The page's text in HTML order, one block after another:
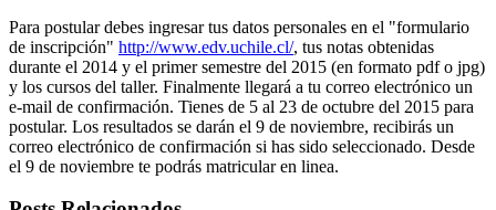
Para postular debes ingresar tus datos personales en el "formulario
de inscripción" http://www.edv.uchile.cl/, tus notas obtenidas
durante el 2014 y el primer semestre del 2015 (en formato pdf o jpg)
y los cursos del taller. Finalmente llegará a tu correo electrónico un
e-mail de confirmación. Tienes de 5 al 23 de octubre del 2015 para
postular. Los resultados se darán el 9 de noviembre, recibirás un
correo electrónico de confirmación si has sido seleccionado. Desde
el 9 de noviembre te podrás matricular en linea.